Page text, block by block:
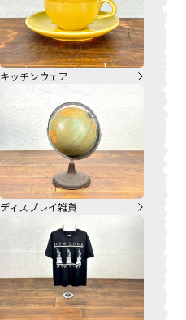
キッチンウェア
ディスプレイ雑貨